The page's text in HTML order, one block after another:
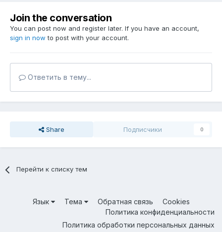
Join the conversation
You can post now and register later. If you have an account,
sign in now to post with your account.
Ответить в тему...
Share Подписчики 0
Перейти к списку тем
Язык Тема Обратная связь
Cookies
Политика конфиденциальности
Политика обработки персональных данных